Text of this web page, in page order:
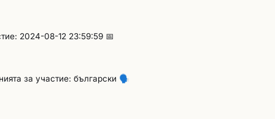
2024-08-12 23:59:59 📅
за участие: български 🗣️